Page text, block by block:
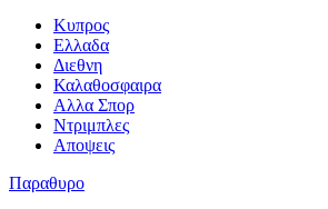
Κυπρος
Ελλαδα
Διεθνη
Καλαθοσφαιρα
Αλλα Σπορ
Ντριμπλες
Αποψεις
Παραθυρο